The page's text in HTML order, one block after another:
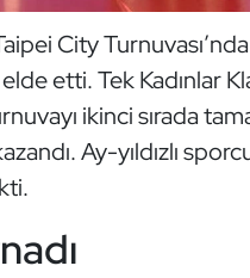
City
etti. Tek Kadınlar
ikinci sırada
Ay-yıldızlı